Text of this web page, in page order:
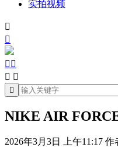
实拍视频


 
 

NIKE AIR FORCE
2026年3月3日 上午11:17 作